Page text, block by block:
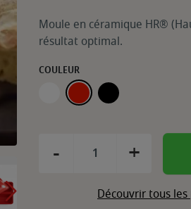
Moule en céramique HR®
résultat optimal.
COULEUR
BLANCGRAND CRU
NOIR
- +
Découvrir tous